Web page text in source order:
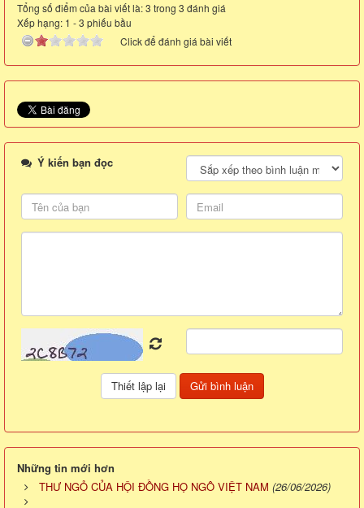
Tổng số điểm của bài viết là: 3 trong 3 đánh giá
Xếp hạng: 1 -3 phiếu bầu
Click để đánh giá bài viết
Ý kiến bạn đọc
Những tin mới hơn
THƯ NGỎ CỦA HỘI ĐỒNG HỌ NGÔ VIỆT NAM (26/06/2026)